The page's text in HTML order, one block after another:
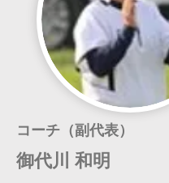
コーチ（副代表）
御代川 和明